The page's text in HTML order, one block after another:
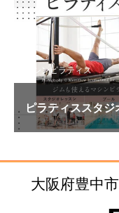
マシンピラティス
ピラティススタ
大阪府豊中